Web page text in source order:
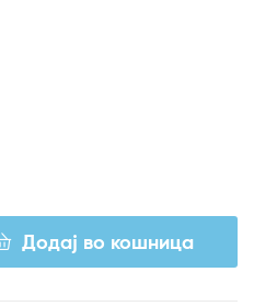
Додај во кошница